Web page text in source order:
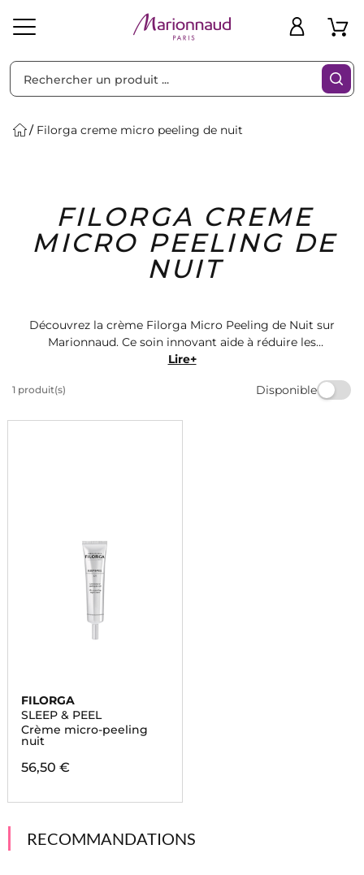
Solaire Homme Marques Idées
Cadeaux
Bons
Plans
Filorga creme micro peeling de nuit
FILORGA CREME
MICRO PEELING DE
NUIT
Découvrez la crème Filorga Micro Peeling de Nuit sur
Marionnaud. Ce soin innovant aide à réduire les
imperfections de la peau et à révéler un teint plus
et éclatante grâce à ce produit de qualité. Commandez
Lire+
1 produit(s) Disponible
Filtres
FILORGA
SLEEP & PEEL
Crème micro-peeling
nuit
56,50 €
RECOMMANDATIONS